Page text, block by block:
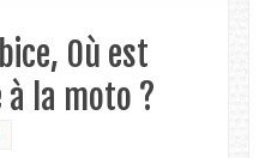
Où est
à la moto ?